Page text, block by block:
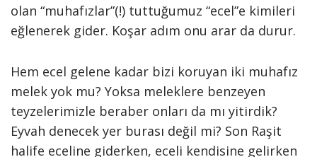
olan “muhafızlar”(!) tuttuğumuz “ecel”e kimileri
eğlenerek gider. Koşar adım onu arar da durur.
Hem ecel gelene kadar bizi koruyan iki muhafız
melek yok mu? Yoksa meleklere benzeyen
teyzelerimizle beraber onları da mı yitirdik?
Eyvah denecek yer burası değil mi? Son Raşit
halife eceline giderken, eceli kendisine gelirken